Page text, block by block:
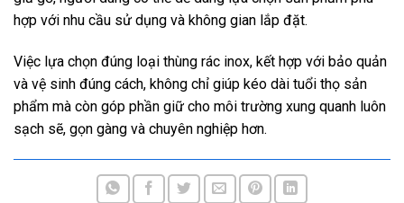
hợp với nhu cầu sử dụng và không gian lắp đặt.
Việc lựa chọn đúng loại thùng rác inox, kết hợp với bảo quản
và vệ sinh đúng cách, không chỉ giúp kéo dài tuổi thọ sản
phẩm mà còn góp phần giữ cho môi trường xung quanh luôn
sạch sẽ, gọn gàng và chuyên nghiệp hơn.